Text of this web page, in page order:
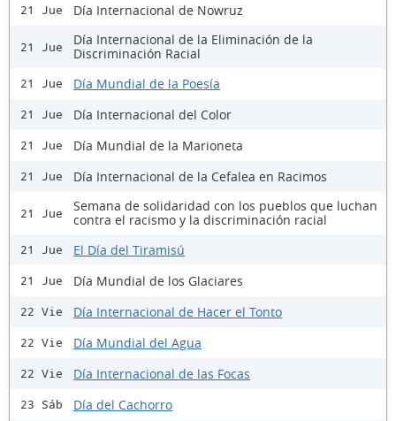
21 Jue Día Internacional de Nowruz
21 Jue
Día Internacional de la Eliminación de la
Discriminación Racial
21 Jue Día Mundial de la Poesía
21 Jue Día Internacional del Color
21 Jue Día Mundial de la Marioneta
21 Jue Día Internacional de la Cefalea en Racimos
21 Jue
Semana de solidaridad con los pueblos que luchan
contra el racismo y la discriminación racial
21 Jue El Día del Tiramisú
21 Jue Día Mundial de los Glaciares
22 Vie Día Internacional de Hacer el Tonto
22 Vie Día Mundial del Agua
22 Vie Día Internacional de las Focas
23 Sáb Día del Cachorro